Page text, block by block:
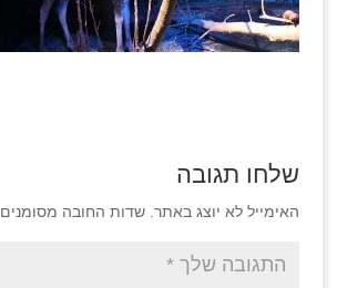
שלחו תגובה
האימייל לא יוצג באתר. שדות החובה מסומנים